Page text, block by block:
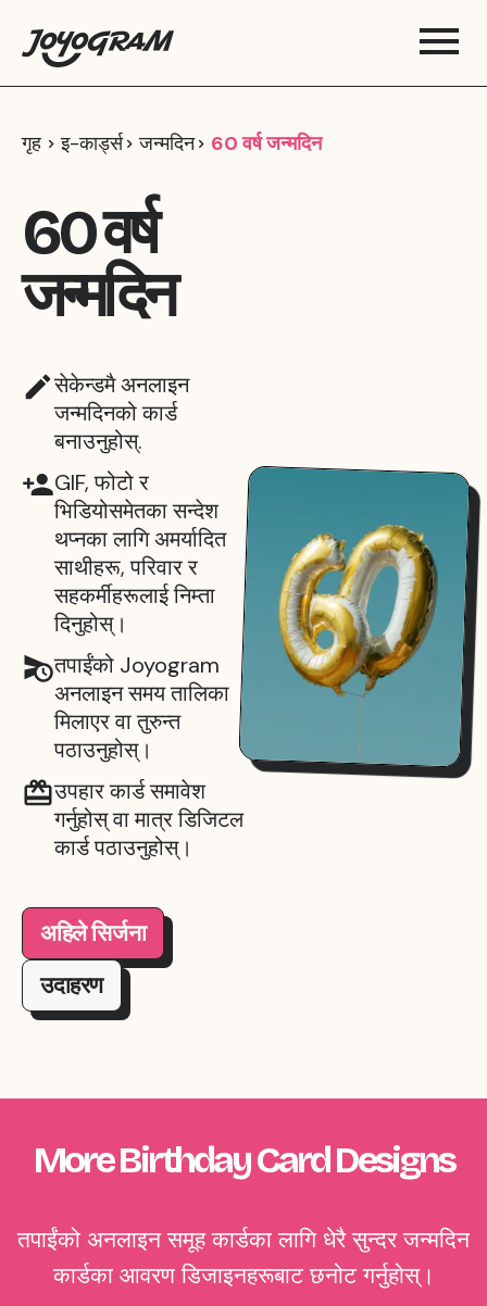
गृह इ-कार्ड्स जन्मदिन 60 वर्ष जन्मदिन
60 वर्ष
जन्मदिन
सेकेन्डमै अनलाइन
जन्मदिनको कार्ड
बनाउनुहोस्.
GIF, फोटो र
भिडियोसमेतका सन्देश
थप्नका लागि अमर्यादित
साथीहरू, परिवार र
सहकर्मीहरूलाई निम्ता
दिनुहोस्।
तपाईंको Joyogram
अनलाइन समय तालिका
मिलाएर वा तुरुन्त
पठाउनुहोस्।
उपहार कार्ड समावेश
गर्नुहोस् वा मात्र डिजिटल
कार्ड पठाउनुहोस्।
अहिले सिर्जना
उदाहरण
More Birthday Card Designs
तपाईंको अनलाइन समूह कार्डका लागि धेरै सुन्दर जन्मदिन
कार्डका आवरण डिजाइनहरूबाट छनोट गर्नुहोस्।